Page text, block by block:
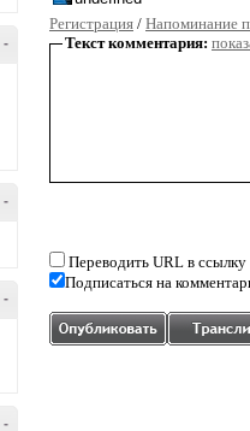
-
-
-
-
Регистрация / Напоминание
Текст комментария:
Переводить URL в ссылку
Подписаться на